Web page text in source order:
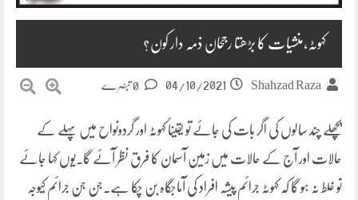
کہوٹہ،منشیات کا بڑھتا رجحان ذمہ دار کون؟
Shahzad Raza
04/10/2021
پچھلے چند سالوں کی اگر بات کی جائے تو یقیناً کہوٹہ اور گردونواح میں پہلے کے
حالات اور آج کے حالات میں زمین آسمان کا فرق نظر آئے گا۔یوں کہا جائے
تو غلط نہ ہو گا کہ کہوٹہ جرائم پیشہ افراد کی آماجگاہ بن چکا ہے۔جن جن جرائم کیوجہ